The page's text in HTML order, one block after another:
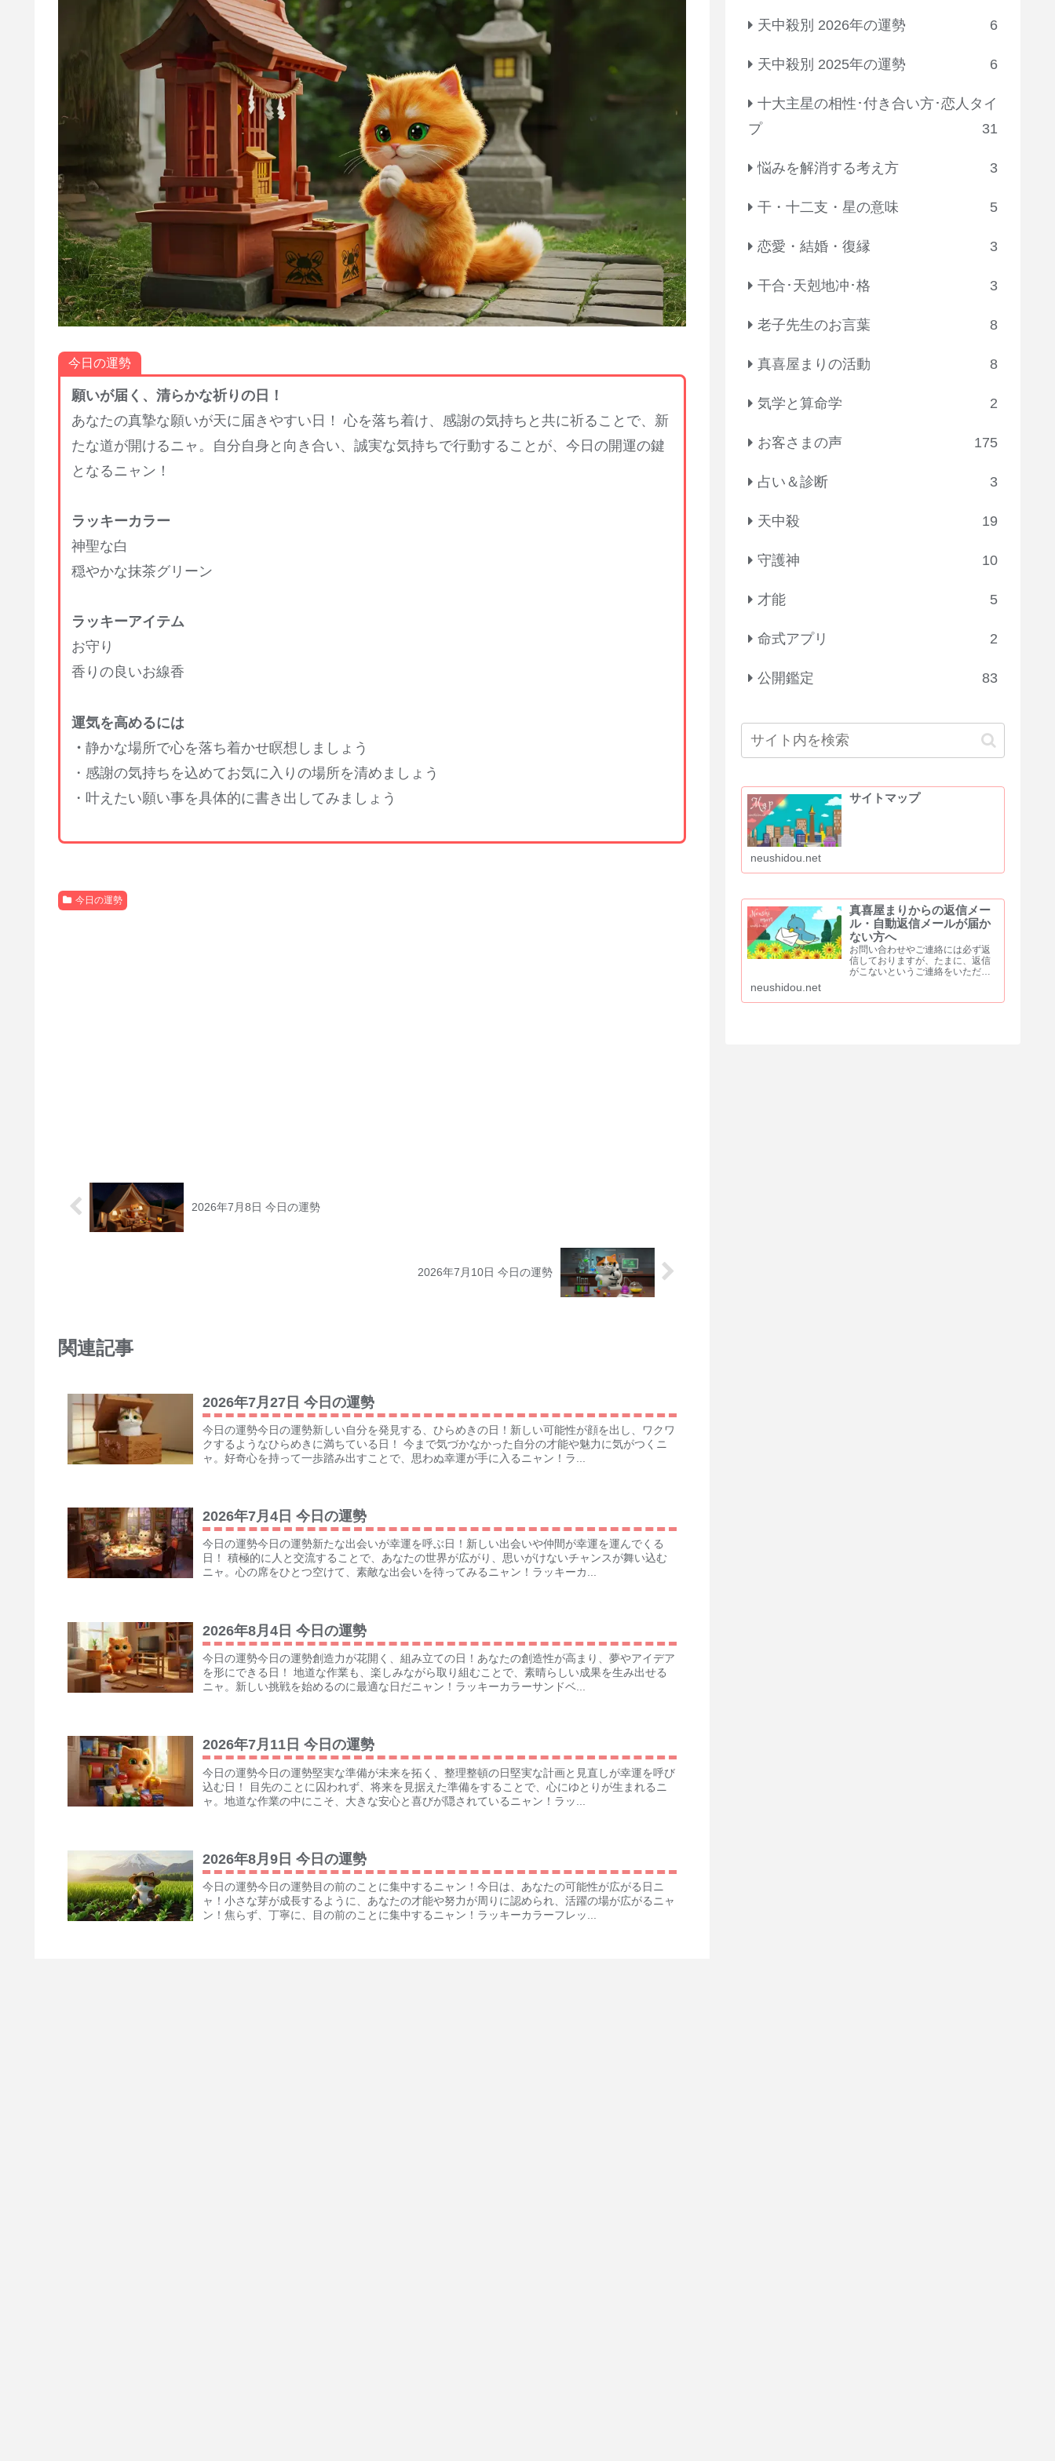
今日の運勢
願いが届く、清らかな祈りの日！
あなたの真摯な願いが天に届きやすい日！ 心を落ち着け、感謝の気持ちと共に祈ることで、新
たな道が開けるニャ。自分自身と向き合い、誠実な気持ちで行動することが、今日の開運の鍵
となるニャン！
ラッキーカラー
神聖な白
穏やかな抹茶グリーン
ラッキーアイテム
お守り
香りの良いお線香
運気を高めるには
・静かな場所で心を落ち着かせ瞑想しましょう
・感謝の気持ちを込めてお気に入りの場所を清めましょう
・叶えたい願い事を具体的に書き出してみましょう
今日の運勢
2026年7月8日 今日の運勢
2026年7月10日 今日の運勢
関連記事
2026年7月27日 今日の運勢
今日の運勢今日の運勢新しい自分を発見する、ひらめきの日！新しい可能性が顔を出し、ワクワ
クするようなひらめきに満ちている日！ 今まで気づかなかった自分の才能や魅力に気がつくニ
ャ。好奇心を持って一歩踏み出すことで、思わぬ幸運が手に入るニャン！ラ...
2026年7月4日 今日の運勢
今日の運勢今日の運勢新たな出会いが幸運を呼ぶ日！新しい出会いや仲間が幸運を運んでくる
日！ 積極的に人と交流することで、あなたの世界が広がり、思いがけないチャンスが舞い込む
ニャ。心の席をひとつ空けて、素敵な出会いを待ってみるニャン！ラッキーカ...
2026年8月4日 今日の運勢
今日の運勢今日の運勢創造力が花開く、組み立ての日！あなたの創造性が高まり、夢やアイデア
を形にできる日！ 地道な作業も、楽しみながら取り組むことで、素晴らしい成果を生み出せる
ニャ。新しい挑戦を始めるのに最適な日だニャン！ラッキーカラーサンドベ...
2026年7月11日 今日の運勢
今日の運勢今日の運勢堅実な準備が未来を拓く、整理整頓の日堅実な計画と見直しが幸運を呼び
込む日！ 目先のことに囚われず、将来を見据えた準備をすることで、心にゆとりが生まれるニ
ャ。地道な作業の中にこそ、大きな安心と喜びが隠されているニャン！ラッ...
2026年8月9日 今日の運勢
今日の運勢今日の運勢目の前のことに集中するニャン！今日は、あなたの可能性が広がる日ニ
ャ！小さな芽が成長するように、あなたの才能や努力が周りに認められ、活躍の場が広がるニャ
ン！焦らず、丁寧に、目の前のことに集中するニャン！ラッキーカラーフレッ...
天中殺別 2026年の運勢 6
天中殺別 2025年の運勢 6
十大主星の相性･付き合い方･恋人タイ
プ
31
悩みを解消する考え方 3
干・十二支・星の意味 5
恋愛・結婚・復縁 3
干合･天剋地冲･格 3
老子先生のお言葉 8
真喜屋まりの活動 8
気学と算命学 2
お客さまの声 175
占い＆診断 3
天中殺 19
守護神 10
才能 5
命式アプリ 2
公開鑑定 83
サイトマップ
neushidou.net
真喜屋まりからの返信メー
ル・自動返信メールが届か
ない方へ
お問い合わせやご連絡には必ず返
信しておりますが、たまに、返信
がこないというご連絡をいただき
ない」と、ご連絡をいただくこと
neushidou.net